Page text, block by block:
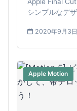
シンプルなデ
2020年9月3日
Apple Motion